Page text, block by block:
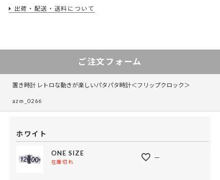
出荷・配送・送料について
ご注文フォーム
置き時計 レトロな動きが楽しいパタパタ時計＜フリップクロック＞
azm_0266
ホワイト
ONE SIZE
在庫切れ
—